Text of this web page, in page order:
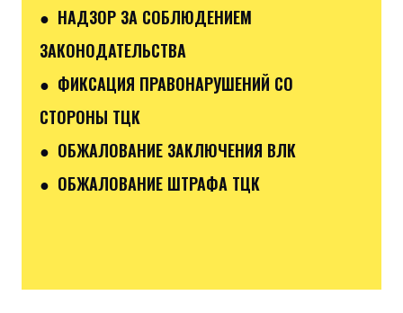
● НАДЗОР ЗА СОБЛЮДЕНИЕМ
ЗАКОНОДАТЕЛЬСТВА
● ФИКСАЦИЯ ПРАВОНАРУШЕНИЙ СО
СТОРОНЫ ТЦК
● ОБЖАЛОВАНИЕ ЗАКЛЮЧЕНИЯ ВЛК
● ОБЖАЛОВАНИЕ ШТРАФА ТЦК